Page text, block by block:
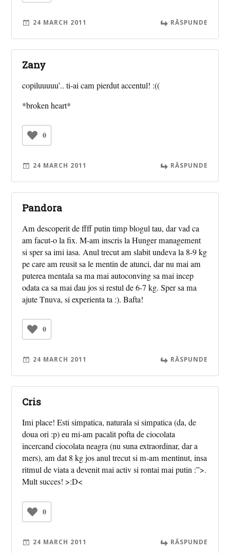
24 MARCH 2011 RĂSPUNDE
Zany
copiluuuuu’.. ti-ai cam pierdut accentul! :((
*broken heart*
0
24 MARCH 2011 RĂSPUNDE
Pandora
Am descoperit de ffff putin timp blogul tau, dar vad ca
am facut-o la fix. M-am inscris la Hunger management
si sper sa imi iasa. Anul trecut am slabit undeva la 8-9 kg
pe care am reusit sa le mentin de atunci, dar nu mai am
puterea mentala sa ma mai autoconving sa mai incep
odata ca sa mai dau jos si restul de 6-7 kg. Sper sa ma
ajute Tnuva, si experienta ta :). Bafta!
0
24 MARCH 2011 RĂSPUNDE
Cris
Imi place! Esti simpatica, naturala si simpatica (da, de
doua ori :p) eu mi-am pacalit pofta de ciocolata
incercand ciocolata neagra (nu suna extraordinar, dar a
mers), am dat 8 kg jos anul trecut si m-am mentinut, insa
ritmul de viata a devenit mai activ si rontai mai putin :”>.
Mult succes! >:D<
0
24 MARCH 2011 RĂSPUNDE